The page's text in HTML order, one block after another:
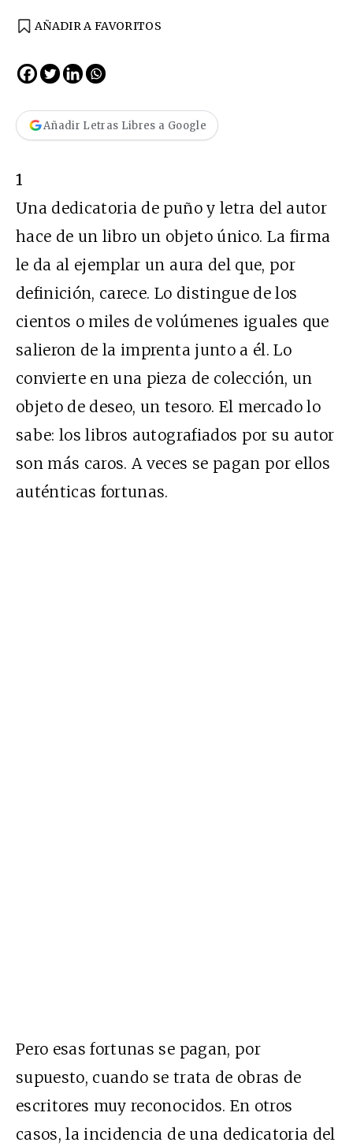
AÑADIR A FAVORITOS
Añadir Letras Libres a Google
1
Una dedicatoria de puño y letra del autor
hace de un libro un objeto único. La firma
le da al ejemplar un aura del que, por
definición, carece. Lo distingue de los
cientos o miles de volúmenes iguales que
salieron de la imprenta junto a él. Lo
convierte en una pieza de colección, un
objeto de deseo, un tesoro. El mercado lo
sabe: los libros autografiados por su autor
son más caros. A veces se pagan por ellos
auténticas fortunas.
Pero esas fortunas se pagan, por
supuesto, cuando se trata de obras de
escritores muy reconocidos. En otros
casos, la incidencia de una dedicatoria del